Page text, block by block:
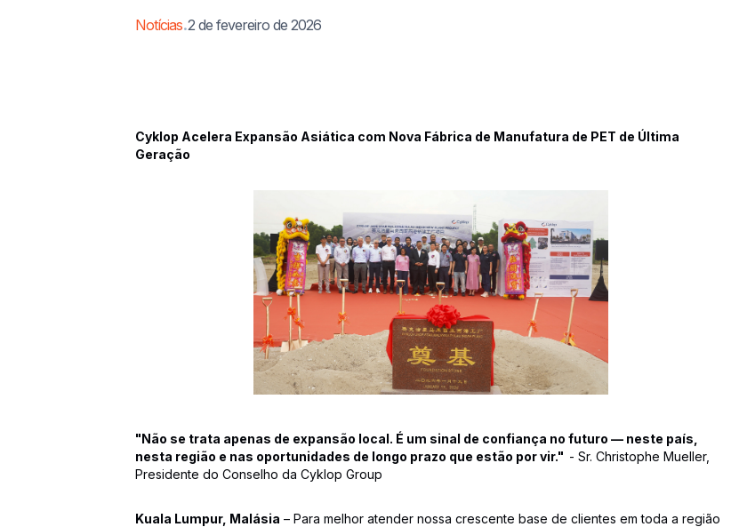
Notícias.2 de fevereiro de 2026
Cyklop Acelera Expansão Asiática com Nova Fábrica de Manufatura de PET de Última
Geração
"Não se trata apenas de expansão local. É um sinal de confiança no futuro — neste país,
nesta região e nas oportunidades de longo prazo que estão por vir." - Sr. Christophe Mueller,
Presidente do Conselho da Cyklop Group
Kuala Lumpur, Malásia – Para melhor atender nossa crescente base de clientes em toda a região